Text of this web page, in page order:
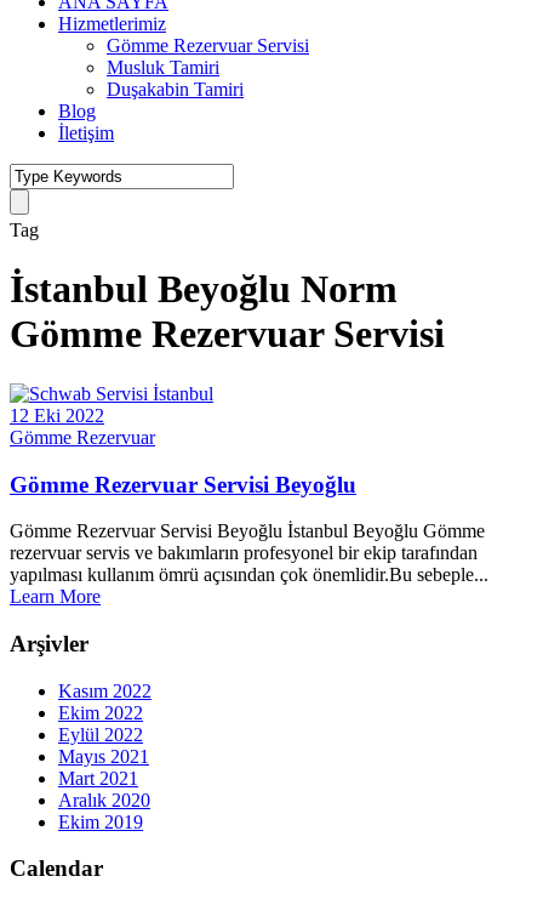
Hizmetlerimiz
Gömme Rezervuar Servisi
Musluk Tamiri
Duşakabin Tamiri
Blog
İletişim
Tag
İstanbul Beyoğlu Norm
Gömme Rezervuar Servisi
12 Eki 2022
Gömme Rezervuar
Gömme Rezervuar Servisi Beyoğlu
Gömme Rezervuar Servisi Beyoğlu İstanbul Beyoğlu Gömme
rezervuar servis ve bakımların profesyonel bir ekip tarafından
yapılması kullanım ömrü açısından çok önemlidir.Bu sebeple...
Learn More
Arşivler
Kasım 2022
Ekim 2022
Eylül 2022
Mayıs 2021
Mart 2021
Aralık 2020
Ekim 2019
Calendar